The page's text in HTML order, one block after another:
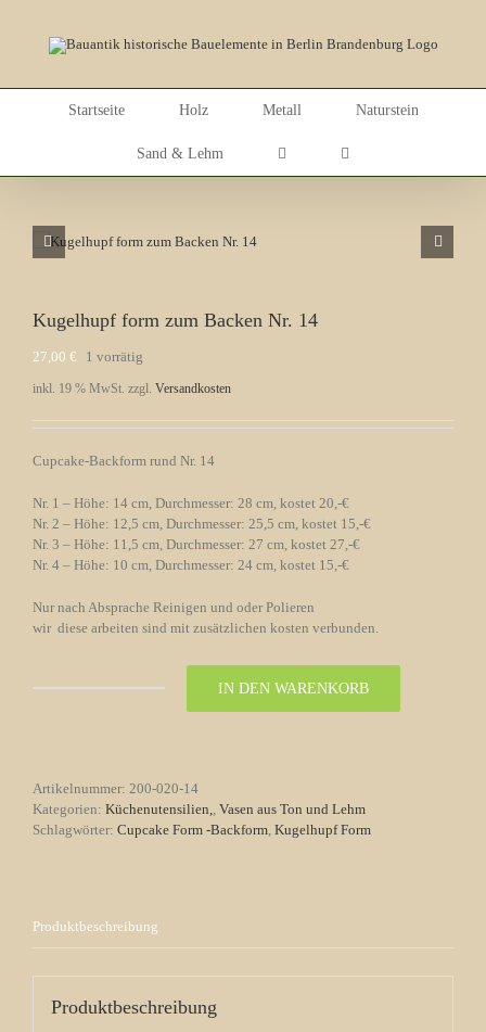
Startseite Holz Metall Naturstein
Sand & Lehm
Kugelhupf form zum Backen Nr. 14
27,00 € 1 vorrätig
inkl. 19 % MwSt. zzgl. Versandkosten
Cupcake-Backform rund Nr. 14
Nr. 1 – Höhe: 14 cm, Durchmesser: 28 cm, kostet 20,-€
Nr. 2 – Höhe: 12,5 cm, Durchmesser: 25,5 cm, kostet 15,-€
Nr. 3 – Höhe: 11,5 cm, Durchmesser: 27 cm, kostet 27,-€
Nr. 4 – Höhe: 10 cm, Durchmesser: 24 cm, kostet 15,-€
Nur nach Absprache Reinigen und oder Polieren
wir diese arbeiten sind mit zusätzlichen kosten verbunden.
IN DEN WARENKORB
Artikelnummer: 200-020-14
Kategorien: Küchenutensilien,
Vasen aus Ton und Lehm
Schlagwörter: Cupcake Form -Backform Kugelhupf Form
Produktbeschreibung
Produktbeschreibung